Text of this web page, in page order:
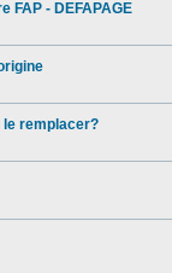
FAP - DEFAPAGE
le remplacer?